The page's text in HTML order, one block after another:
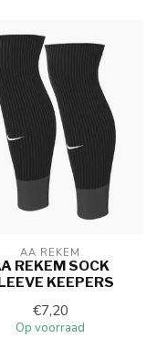
AA REKEM
REKEM SOCK
KEEPERS
€7,20
Op voorraad